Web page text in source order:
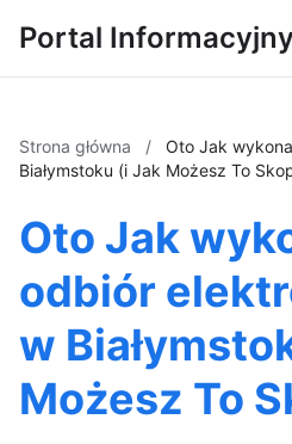
Portal Informacyjny
Strona główna /
Oto Jak
Białymstoku (i Jak Możesz To
Oto Jak
odbiór
w
Możesz To